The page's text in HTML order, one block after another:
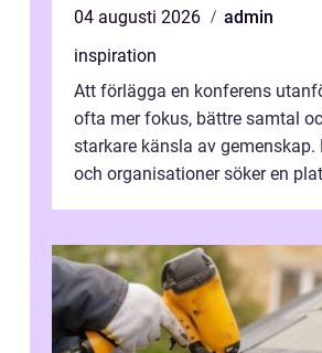
04 augusti 2026
admin
inspiration
Att förlägga en konferens
ofta mer fokus, bättre samtal
starkare känsla av gemenskap.
och organisationer söker en